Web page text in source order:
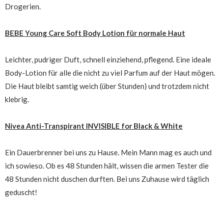
Drogerien.
BEBE Young Care Soft Body Lotion für normale Haut
Leichter, pudriger Duft, schnell einziehend, pflegend. Eine ideale
Body-Lotion für alle die nicht zu viel Parfum auf der Haut mögen.
Die Haut bleibt samtig weich (über Stunden) und trotzdem nicht
klebrig.
Nivea Anti-Transpirant INVISIBLE for Black & White
Ein Dauerbrenner bei uns zu Hause. Mein Mann mag es auch und
ich sowieso. Ob es 48 Stunden hält, wissen die armen Tester die
48 Stunden nicht duschen durften. Bei uns Zuhause wird täglich
geduscht!